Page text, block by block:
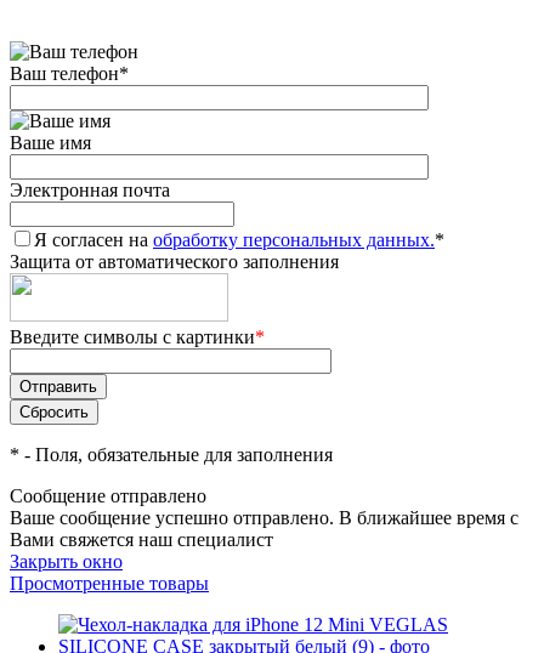
Ваш телефон*
Ваше имя
Электронная почта
Я согласен на обработку персональных данных.*
Защита от автоматического заполнения
Введите символы с картинки*
* - Поля, обязательные для заполнения
Сообщение отправлено
Ваше сообщение успешно отправлено. В ближайшее время с
Вами свяжется наш специалист
Закрыть окно
Просмотренные товары